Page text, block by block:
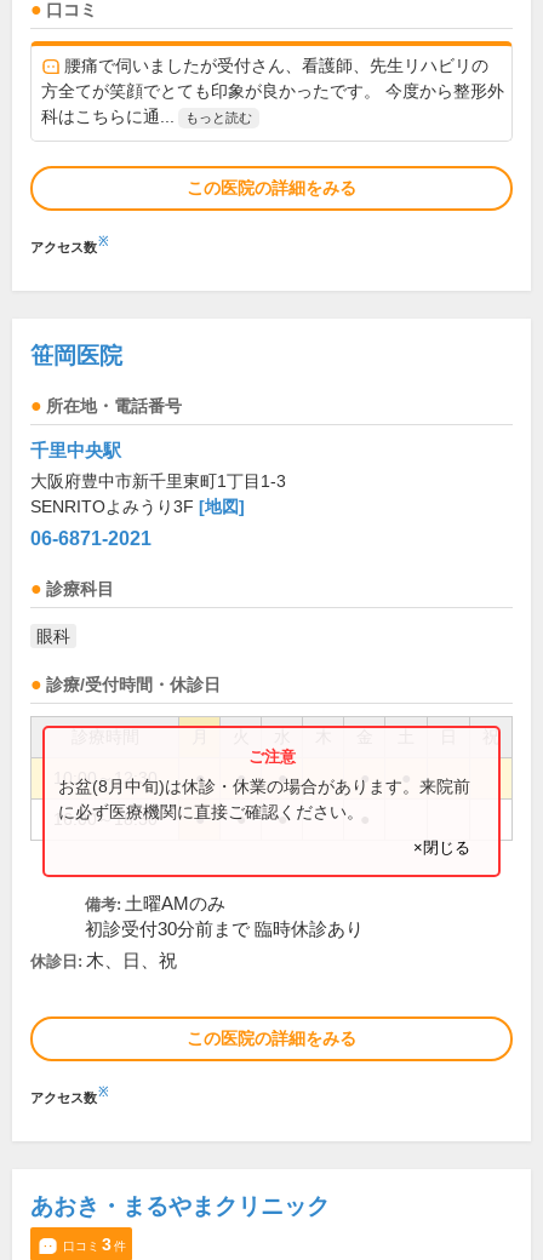
口コミ
腰痛で伺いましたが受付さん、看護師、先生リハビリの
方全てが笑顔でとても印象が良かったです。 今度から整形外
科はこちらに通...
もっと読む
この医院の詳細をみる
アクセス数※
笹岡医院
所在地・電話番号
千里中央駅
大阪府豊中市新千里東町1丁目1-3
SENRITOよみうり3F [地図]
06-6871-2021
診療科目
眼科
診療/受付時間・休診日
祝
10:00～12:30 ● ● ● ●
16:00～18:30 ● ● ●
お盆(8月中旬)は休診・休業の場合があります。来院前
に必ず医療機関に直接ご確認ください。
×閉じる
備考: 土曜AMのみ
初診受付30分前まで 臨時休診あり
休診日: 木、日、祝
この医院の詳細をみる
アクセス数※
あおき・まるやまクリニック
口コミ 3件